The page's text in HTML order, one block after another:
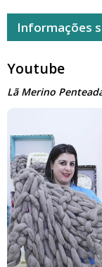
Informações
Youtube
Lã Merino